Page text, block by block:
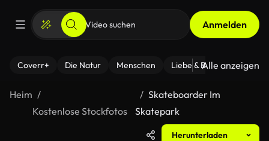
Anmelden
Coverr+ Die Natur Menschen Liebe & Beziehungen
Alle anzeigen
Heim
Kostenlose Stockfotos
Skateboarder Im
Skatepark
Herunterladen